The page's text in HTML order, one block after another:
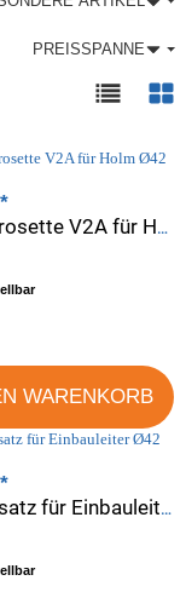
PREISSPANNE
Abdeckrosette V2A für Holm Ø42 mm
*
WARENKORB
Flanschsatz für Einbauleiter Ø42 mm
*